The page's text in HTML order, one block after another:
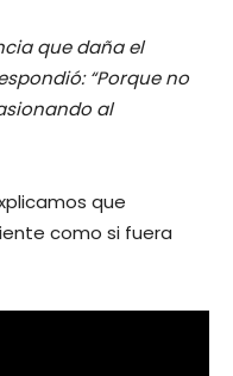
que daña el
“Porque no
al
que
como si fuera